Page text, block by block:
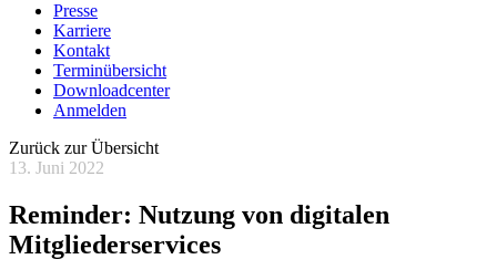
Presse
Karriere
Kontakt
Terminübersicht
Downloadcenter
Anmelden
Zurück zur Übersicht
13. Juni 2022
Reminder: Nutzung von digitalen
Mitgliederservices